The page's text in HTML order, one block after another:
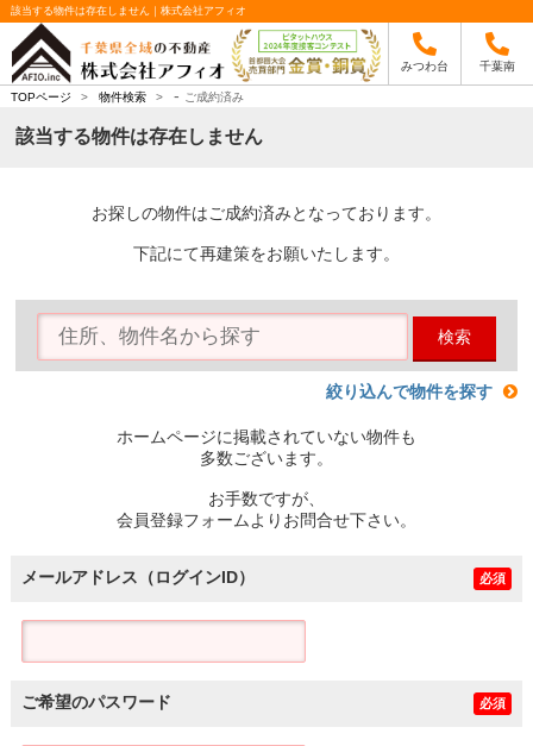
該当する物件は存在しません｜株式会社アフィオ
みつわ台 千葉南
TOPページ > 物件検索 > - ご成約済み
該当する物件は存在しません
お探しの物件はご成約済みとなっております。
下記にて再建策をお願いたします。
検索
絞り込んで物件を探す
ホームページに掲載されていない物件も
多数ございます。
お手数ですが、
会員登録フォームよりお問合せ下さい。
メールアドレス（ログインID） 必須
ご希望のパスワード 必須